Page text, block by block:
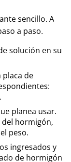
sencillo. A
a paso.
solución en su
placa de
planea usar.
del hormigón,
peso.
ingresados y
de hormigón